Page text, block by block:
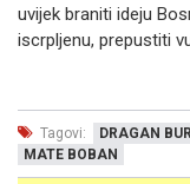
uvijek braniti ideju
iscrpljenu, prepustiti
Tagovi: DRAGAN
MATE BOBAN